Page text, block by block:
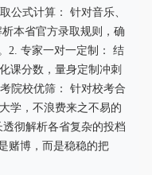
公式计算： 针对音乐、
本省官方录取规则，确
2. 专家一对一定制： 结
课分数，量身定制冲刺
院校优筛： 针对校考合
学，不浪费来之不易的
彻解析各省复杂的投档
赌博，而是稳稳的把